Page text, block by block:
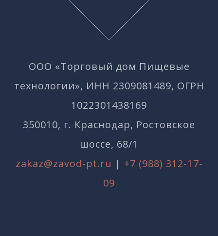
ООО «Торговый дом Пищевые
технологии», ИНН 2309081489, ОГРН
1022301438169
350010, г. Краснодар, Ростовское
шоссе, 68/1
zakaz@zavod-pt.ru | +7 (988) 312-17-
09